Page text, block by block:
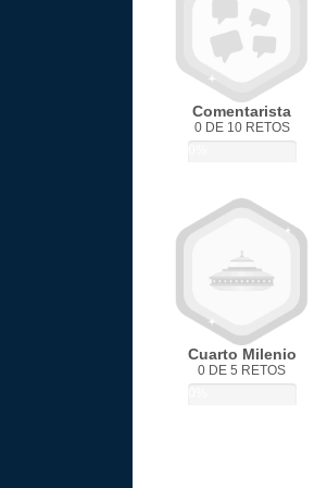
Comentarista
0 DE 10 RETOS
Cuarto Milenio
0 DE 5 RETOS